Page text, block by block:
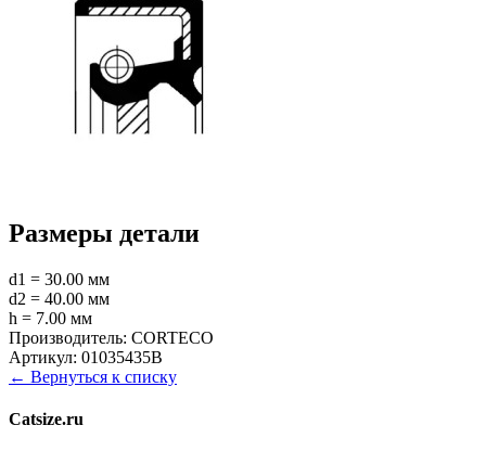
Размеры детали
d1 = 30.00 мм
d2 = 40.00 мм
h = 7.00 мм
Производитель: CORTECO
Артикул: 01035435B
← Вернуться к списку
Catsize.ru